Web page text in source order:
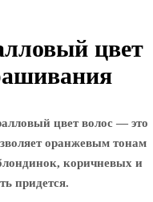
цвет
цвет волос — это
оранжевым тонам
коричневых и
придется.